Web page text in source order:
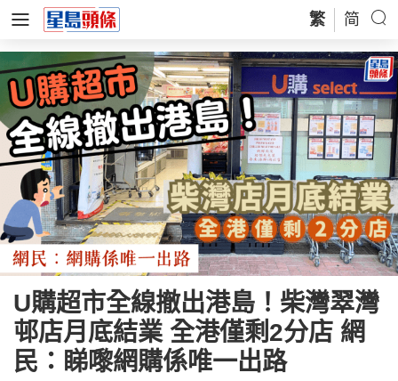
繁 简
U購超市全線撤出港島！柴灣翠灣
邨店月底結業 全港僅剩2分店 網
民：睇嚟網購係唯一出路